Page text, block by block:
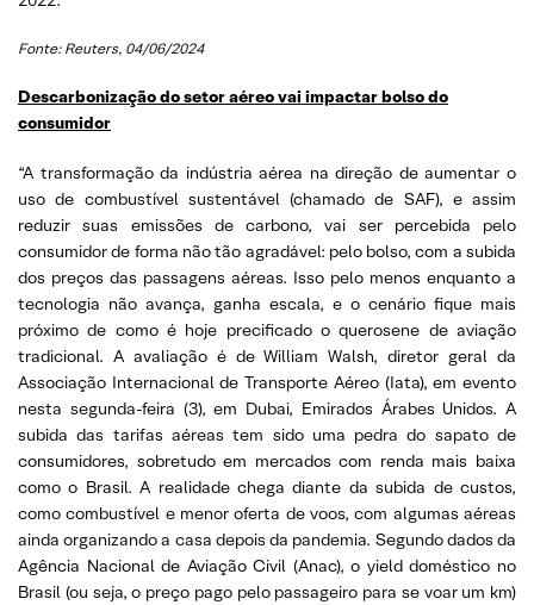
Fonte: Reuters, 04/06/2024
Descarbonização do setor aéreo vai impactar bolso do
consumidor
“A transformação da indústria aérea na direção de aumentar o
uso de combustível sustentável (chamado de SAF), e assim
reduzir suas emissões de carbono, vai ser percebida pelo
consumidor de forma não tão agradável: pelo bolso, com a subida
dos preços das passagens aéreas. Isso pelo menos enquanto a
tecnologia não avança, ganha escala, e o cenário fique mais
próximo de como é hoje precificado o querosene de aviação
tradicional. A avaliação é de William Walsh, diretor geral da
Associação Internacional de Transporte Aéreo (Iata), em evento
nesta segunda-feira (3), em Dubai, Emirados Árabes Unidos. A
subida das tarifas aéreas tem sido uma pedra do sapato de
consumidores, sobretudo em mercados com renda mais baixa
como o Brasil. A realidade chega diante da subida de custos,
como combustível e menor oferta de voos, com algumas aéreas
ainda organizando a casa depois da pandemia. Segundo dados da
Agência Nacional de Aviação Civil (Anac), o yield doméstico no
Brasil (ou seja, o preço pago pelo passageiro para se voar um km)